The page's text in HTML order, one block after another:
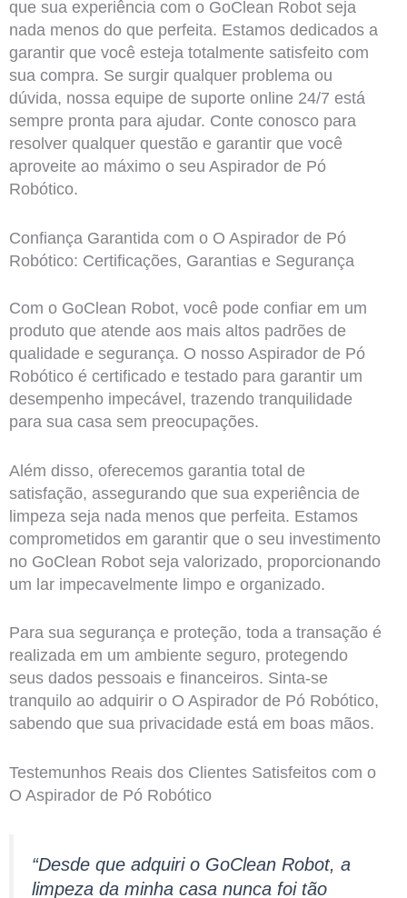
que sua experiência com o GoClean Robot seja
nada menos do que perfeita. Estamos dedicados a
garantir que você esteja totalmente satisfeito com
sua compra. Se surgir qualquer problema ou
dúvida, nossa equipe de suporte online 24/7 está
sempre pronta para ajudar. Conte conosco para
resolver qualquer questão e garantir que você
aproveite ao máximo o seu Aspirador de Pó
Robótico.
Confiança Garantida com o O Aspirador de Pó
Robótico: Certificações, Garantias e Segurança
Com o GoClean Robot, você pode confiar em um
produto que atende aos mais altos padrões de
qualidade e segurança. O nosso Aspirador de Pó
Robótico é certificado e testado para garantir um
desempenho impecável, trazendo tranquilidade
para sua casa sem preocupações.
Além disso, oferecemos garantia total de
satisfação, assegurando que sua experiência de
limpeza seja nada menos que perfeita. Estamos
comprometidos em garantir que o seu investimento
no GoClean Robot seja valorizado, proporcionando
um lar impecavelmente limpo e organizado.
Para sua segurança e proteção, toda a transação é
realizada em um ambiente seguro, protegendo
seus dados pessoais e financeiros. Sinta-se
tranquilo ao adquirir o O Aspirador de Pó Robótico,
sabendo que sua privacidade está em boas mãos.
Testemunhos Reais dos Clientes Satisfeitos com o
O Aspirador de Pó Robótico
“Desde que adquiri o GoClean Robot, a
limpeza da minha casa nunca foi tão